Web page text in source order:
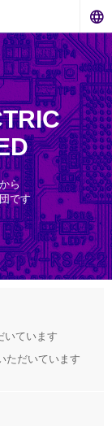
ら
です
いています
ただいています